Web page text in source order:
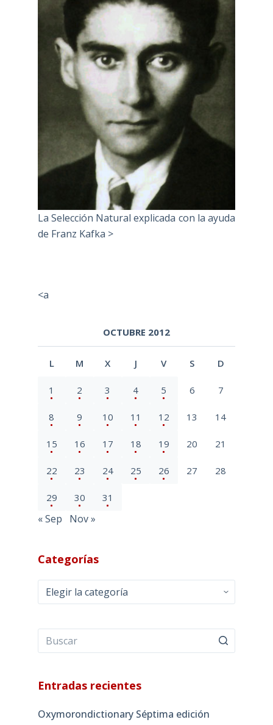
La Selección Natural explicada con la ayuda
de Franz Kafka >
<a
OCTUBRE 2012
L M X J V S D
1 2 3 4 5 6 7
8 9 10 11 12 13 14
15 16 17 18 19 20 21
22 23 24 25 26 27 28
29 30 31
« Sep Nov »
Categorías
Categorías
Entradas recientes
Oxymorondictionary Séptima edición